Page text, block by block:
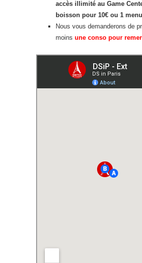
accès illimité au Game
boisson pour 10€ ou 1
Nous vous demanderons de
moins une conso pour